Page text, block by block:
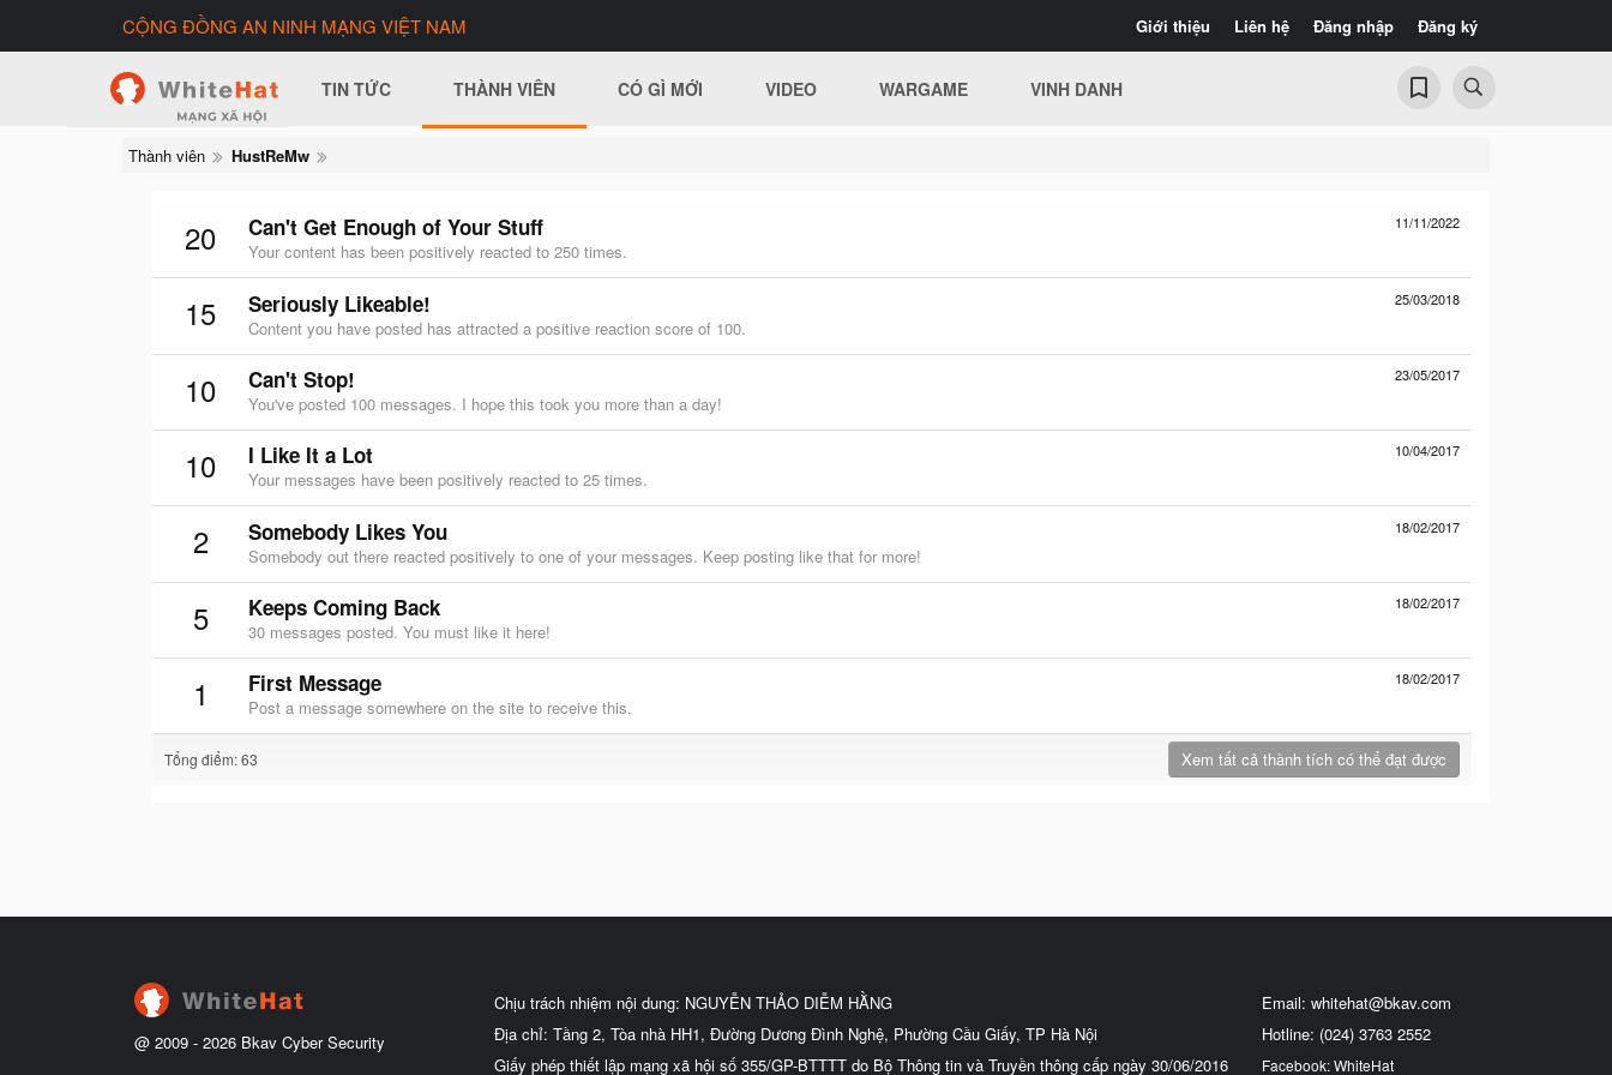
Giới thiệu Liên hệ Đăng nhập Đăng ký
CỘNG ĐỒNG AN NINH MẠNG VIỆT NAM
TIN TỨC THÀNH VIÊN CÓ GÌ MỚI VIDEO WARGAME VINH DANH
Thành viên HustReMw
20 11/11/2022
Can't Get Enough of Your Stuff
Your content has been positively reacted to 250 times.
15 25/03/2018
Seriously Likeable!
Content you have posted has attracted a positive reaction score of 100.
10 23/05/2017
Can't Stop!
You've posted 100 messages. I hope this took you more than a day!
10 10/04/2017
I Like It a Lot
Your messages have been positively reacted to 25 times.
2 18/02/2017
Somebody Likes You
Somebody out there reacted positively to one of your messages. Keep posting like that for more!
5 18/02/2017
Keeps Coming Back
30 messages posted. You must like it here!
1 18/02/2017
First Message
Post a message somewhere on the site to receive this.
Tổng điểm: 63 Xem tất cả thành tích có thể đạt được
@ 2009 - 2026 Bkav Cyber Security
Chịu trách nhiệm nội dung: NGUYỄN THẢO DIỄM HẰNG
Địa chỉ: Tầng 2, Tòa nhà HH1, Đường Dương Đình Nghệ, Phường Cầu Giấy, TP Hà Nội
Giấy phép thiết lập mạng xã hội số 355/GP-BTTTT do Bộ Thông tin và Truyền thông cấp ngày 30/06/2016
Email: whitehat@bkav.com
Hotline: (024) 3763 2552
Facebook: WhiteHat